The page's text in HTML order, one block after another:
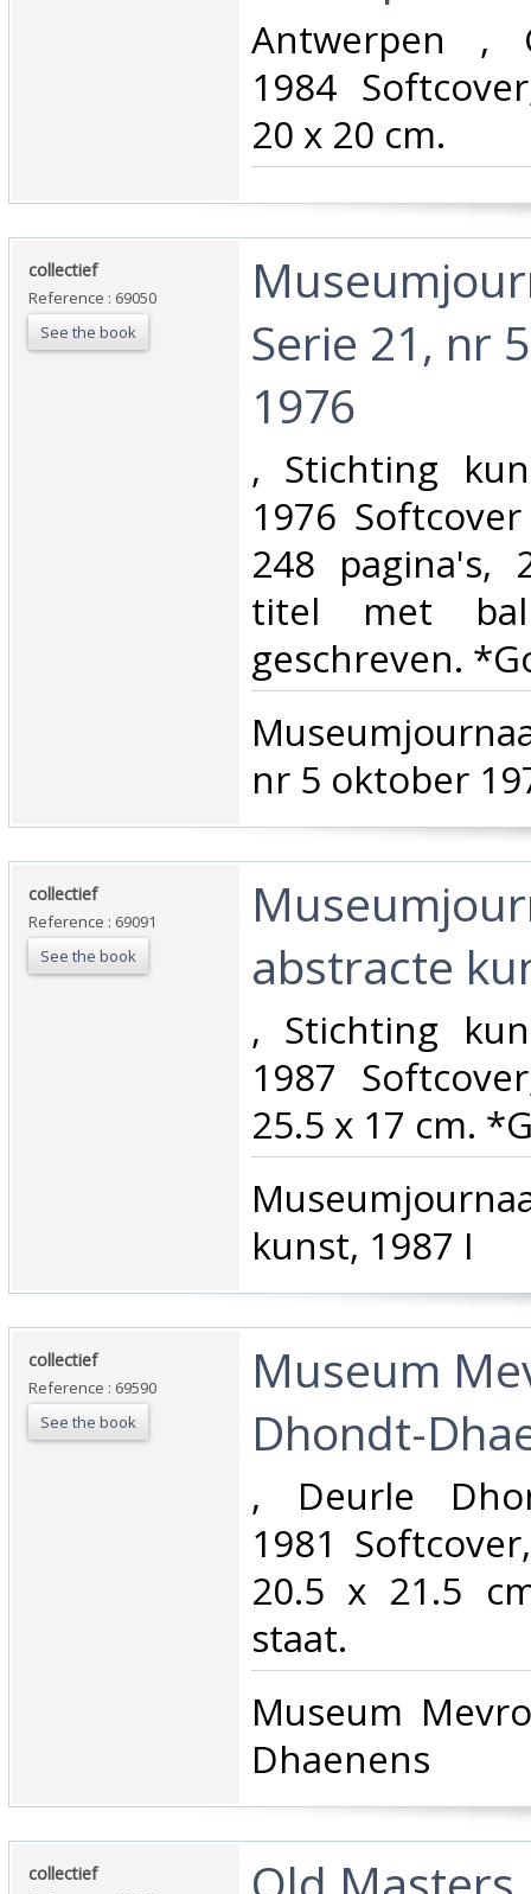
‎Antwerpen ,
1984
20 x 20 cm.‎
‎collectief‎
Reference : 69050
See the book
Serie 21, nr
1976‎
‎, Stichting
1976
248 pagina's,
titel met
geschreven.
nr 5 oktober
‎collectief‎
Reference : 69091
See the book
abstracte
‎, Stichting
1987
25.5 x 17 cm.
kunst, 1987 I‎
‎collectief‎
Reference : 69590
See the book
‎Museum
Dhondt-
‎, Deurle
1981
20.5 x 21.5
staat.‎
‎Museum
Dhaenens‎
‎collectief‎